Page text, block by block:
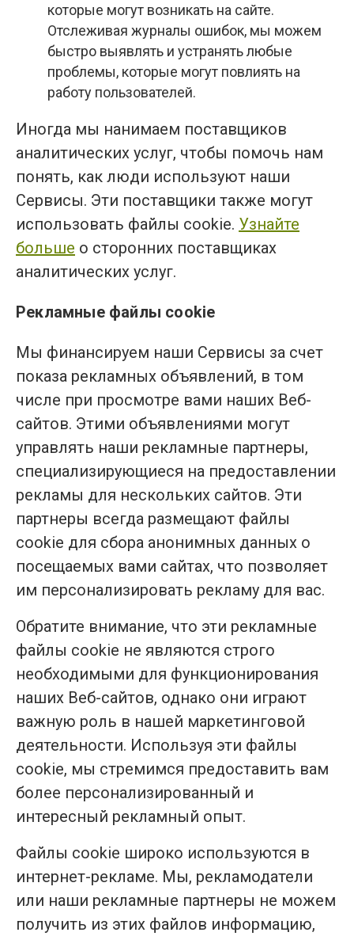
которые могут возникать на сайте.
Отслеживая журналы ошибок, мы можем
быстро выявлять и устранять любые
проблемы, которые могут повлиять на
работу пользователей.
Иногда мы нанимаем поставщиков
аналитических услуг, чтобы помочь нам
понять, как люди используют наши
Сервисы. Эти поставщики также могут
использовать файлы cookie. Узнайте
больше о сторонних поставщиках
аналитических услуг.
Рекламные файлы cookie
Мы финансируем наши Сервисы за счет
показа рекламных объявлений, в том
числе при просмотре вами наших Веб-
сайтов. Этими объявлениями могут
управлять наши рекламные партнеры,
специализирующиеся на предоставлении
рекламы для нескольких сайтов. Эти
партнеры всегда размещают файлы
cookie для сбора анонимных данных о
посещаемых вами сайтах, что позволяет
им персонализировать рекламу для вас.
Обратите внимание, что эти рекламные
файлы cookie не являются строго
необходимыми для функционирования
наших Веб-сайтов, однако они играют
важную роль в нашей маркетинговой
деятельности. Используя эти файлы
cookie, мы стремимся предоставить вам
более персонализированный и
интересный рекламный опыт.
Файлы cookie широко используются в
интернет-рекламе. Мы, рекламодатели
или наши рекламные партнеры не можем
получить из этих файлов информацию,